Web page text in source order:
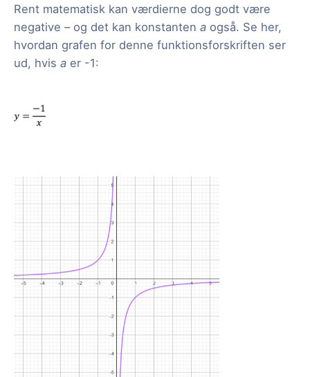
Rent matematisk kan værdierne dog godt være
negative – og det kan konstanten a også. Se her,
hvordan grafen for denne funktionsforskriften ser
ud, hvis a er -1: